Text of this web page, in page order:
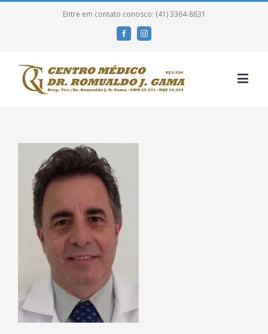
Entre em contato conosco: (41) 3364-8831
FacebookInstagram